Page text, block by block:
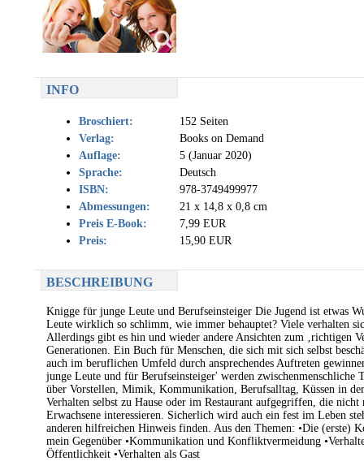
INFO
Broschiert:
152 Seiten
Verlag:
Books on Demand
Auflage:
5 (Januar 2020)
Sprache:
Deutsch
ISBN:
978-3749499977
Abmessungen:
21 x 14,8 x 0,8 cm
Preis E-Book:
7,99 EUR
Preis:
15,90 EUR
BESCHREIBUNG
Knigge für junge Leute und Berufseinsteiger Die Jugend ist etwas
Leute wirklich so schlimm, wie immer behauptet? Viele verhalten
Allerdings gibt es hin und wieder andere Ansichten zum ‚richtigen
Generationen. Ein Buch für Menschen, die sich mit sich selbst
auch im beruflichen Umfeld durch ansprechendes Auftreten
junge Leute und für Berufseinsteiger' werden zwischenmenschliche
über Vorstellen, Mimik, Kommunikation, Berufsalltag, Küssen in
Verhalten selbst zu Hause oder im Restaurant aufgegriffen, die
Erwachsene interessieren. Sicherlich wird auch ein fest im Leben
anderen hilfreichen Hinweis finden. Aus den Themen: •Die (erste)
mein Gegenüber •Kommunikation und Konfliktvermeidung
Öffentlichkeit •Verhalten als Gast